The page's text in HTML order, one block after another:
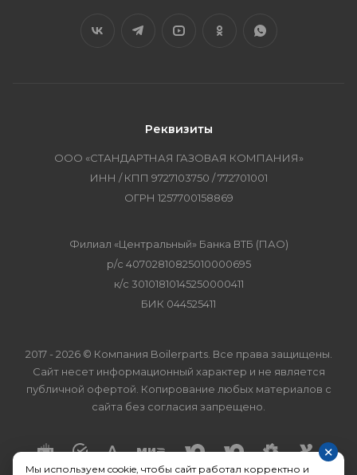
×
Мы используем cookie, чтобы сайт работал корректно и
Реквизиты
ООО «СТАНДАРТНАЯ ГАЗОВАЯ КОМПАНИЯ»
ИНН / КПП 9727103750 / 772701001
ОГРН 1257700158869
Филиал «Центральный» Банка ВТБ (ПАО)
р/с 40702810825010000695
к/с 30101810145250000411
БИК 044525411
2017 - 2026 © Компания Boilerparts. Все права защищены.
Сайт несет информационный характер и не является
публичной офертой. Копирование любых материалов с
сайта без согласия запрещено.